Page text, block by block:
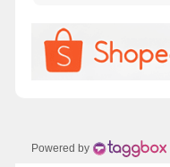
Powered by